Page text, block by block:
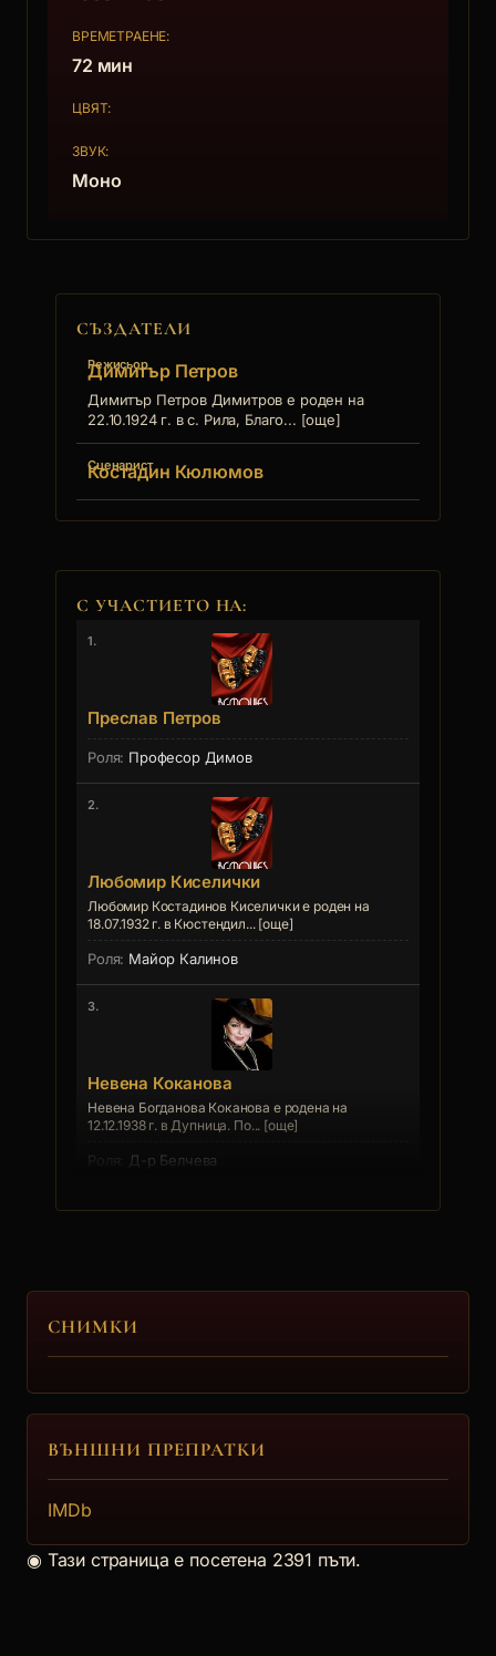
ВРЕМЕТРАЕНЕ:
72 мин
ЦВЯТ:
ЗВУК:
Моно
СЪЗДАТЕЛИ
Режисьор
Димитър Петров
Димитър Петров Димитров е роден на
22.10.1924 г. в с. Рила, Благо... [още]
Сценарист
Костадин Кюлюмов
С УЧАСТИЕТО НА:
1.
Преслав Петров
Професор Димов
2.
Любомир Киселички
Любомир Костадинов Киселички е роден на
18.07.1932 г. в Кюстендил... [още]
Майор Калинов
3.
Невена Коканова
Невена Богданова Коканова е родена на
12.12.1938 г. в Дупница. По... [още]
Д-р Белчева
4.
27.09.1922 г. в Радомир. Поч... [още]
Джордж Андерсън
Георги Черкелов
Георги Иванов Черкелов е роден на 25.06.1930 г. в
Генералът
СНИМКИ
ВЪНШНИ ПРЕПРАТКИ
IMDb
◉ Тази страница е посетена 2391 пъти.